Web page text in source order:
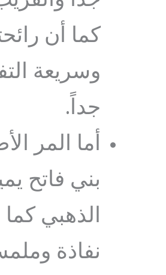
كما أن
وسريعة
جداً.
أما المر
بني فاتح
الذهبي كما
نفاذة